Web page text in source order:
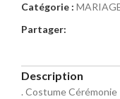
Catégorie :
Partager:
Description
. Costume Cérémonie